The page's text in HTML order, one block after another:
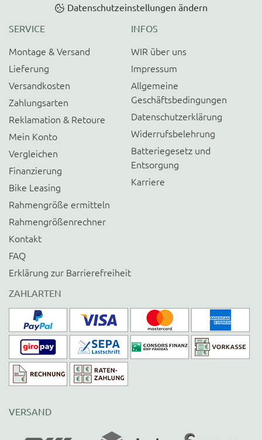
Datenschutzeinstellungen ändern
SERVICE
Montage & Versand
Lieferung
Versandkosten
Zahlungsarten
Reklamation & Retoure
Mein Konto
Vergleichen
Finanzierung
Bike Leasing
Rahmengröße ermitteln
Rahmengrößenrechner
Kontakt
FAQ
Erklärung zur Barrierefreiheit
INFOS
WIR über uns
Impressum
Allgemeine
Geschäftsbedingungen
Datenschutzerklärung
Widerrufsbelehrung
Batteriegesetz und
Entsorgung
Karriere
ZAHLARTEN
VERSAND